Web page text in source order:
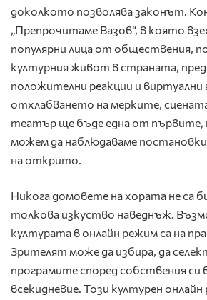
доколкото позволява законът.
„Препрочитаме Вазов“, в която
популярни лица от обществения,
културния живот в страната,
положителни реакции и
отхлабването на мерките,
театър ще бъде една от първите,
можем да наблюдаваме
на открито.
Никога домовете на хората не са
толкова изкуство наведнъж.
културата в онлайн режим са на
Зрителят може да избира, да
програмите според собствения си
всекидневие. Този културен